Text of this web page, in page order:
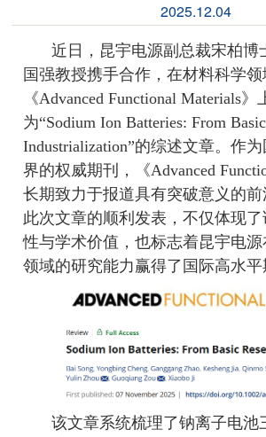
2025.12.04
近日，昆宇电源副总裁宋柏博
国强教授携手合作，在材料科学领
《Advanced Functional Materials
为“Sodium Ion Batteries: From
Industrialization”的综述文章。作
界的权威期刊，《Advanced
长期致力于报道具有突破意义的前
此次文章的顺利发表，不仅体现
性与学术价值，也标志着昆宇电
领域的研究能力赢得了国际高水平
该文章系统梳理了钠离子电池